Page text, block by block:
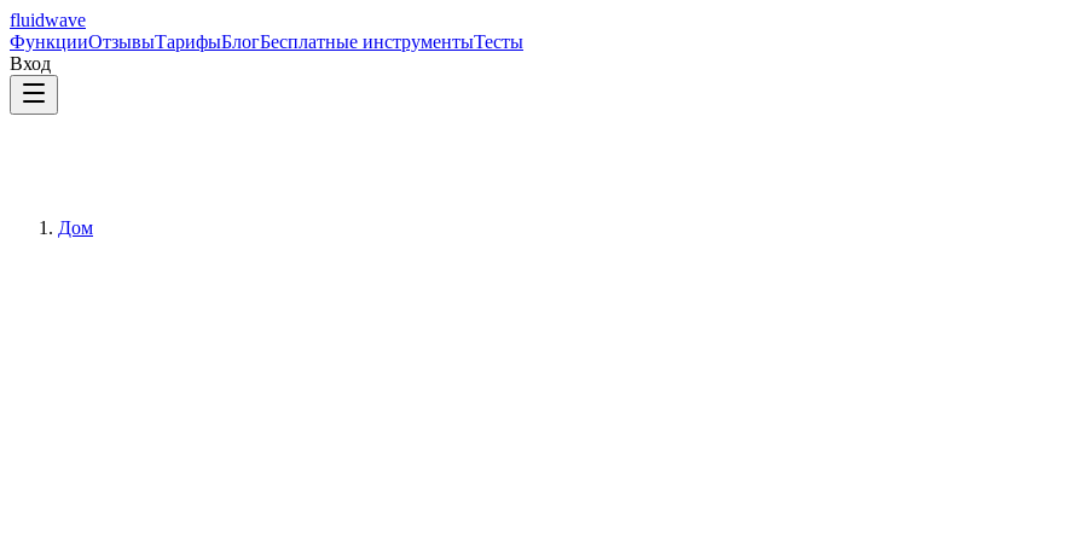
fluidwave
ФункцииОтзывыТарифыБлогБесплатные инструментыТесты
Вход
Дом